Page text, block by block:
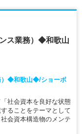
ス業務）◆和歌山
）◆和歌山◆/ショーボ
社会資本を良好な状態
ることをテーマとして
会資本構造物のメンテ